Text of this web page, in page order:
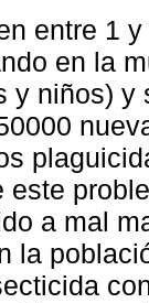
entre 1
en la
y niños)
este
a mal
la